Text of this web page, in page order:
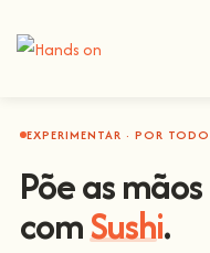
EXPERIMENTAR · POR
Põe as
comSushi.